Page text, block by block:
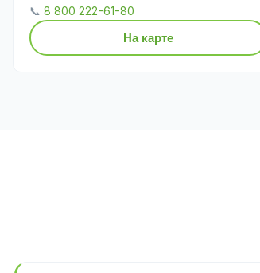
📞 8 800 222-61-80
На карте